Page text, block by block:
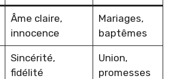
Âme claire,
innocence
Mariages,
baptêmes
Sincérité,
fidélité
Union,
promesses